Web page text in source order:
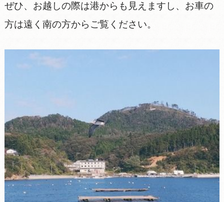
ぜひ、お越しの際は港からも見えますし、お車の
方は遠く南の方からご覧ください。